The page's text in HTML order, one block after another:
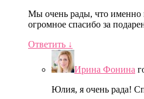
Мы очень рады, что именно
огромное спасибо за
Ответить ↓
Ирина Фонина
Юлия, я очень рада!